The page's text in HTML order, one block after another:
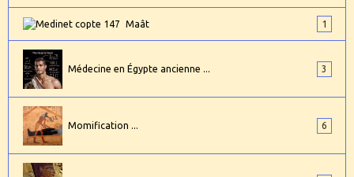
Maât 1
Médecine en Égypte ancienne ... 3
Momification ... 6